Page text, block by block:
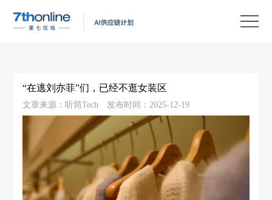
“在逃刘亦菲”们，已经不逛女装区
文章来源：听筒Tech 发布时间：2025-12-19